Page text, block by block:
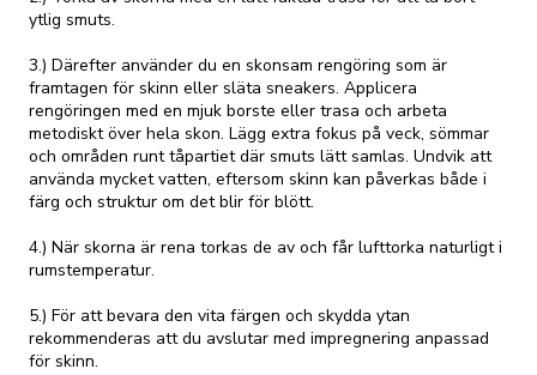
ytlig smuts.
3.) Därefter använder du en skonsam rengöring som är
framtagen för skinn eller släta sneakers. Applicera
rengöringen med en mjuk borste eller trasa och arbeta
metodiskt över hela skon. Lägg extra fokus på veck, sömmar
och områden runt tåpartiet där smuts lätt samlas. Undvik att
använda mycket vatten, eftersom skinn kan påverkas både i
färg och struktur om det blir för blött.
4.) När skorna är rena torkas de av och får lufttorka naturligt i
rumstemperatur.
5.) För att bevara den vita färgen och skydda ytan
rekommenderas att du avslutar med impregnering anpassad
för skinn.